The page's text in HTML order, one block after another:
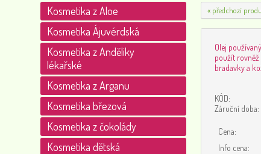
Kosmetika z Aloe
Kosmetika Ájuvérdská
Kosmetika z Anděliky
lékařské
Kosmetika z Arganu
Kosmetika březová
Kosmetika z čokolády
Kosmetika dětská
« předchozí
Olej
použít
bradavky a
KÓD:
Záruční doba:
Cena:
Info cena: